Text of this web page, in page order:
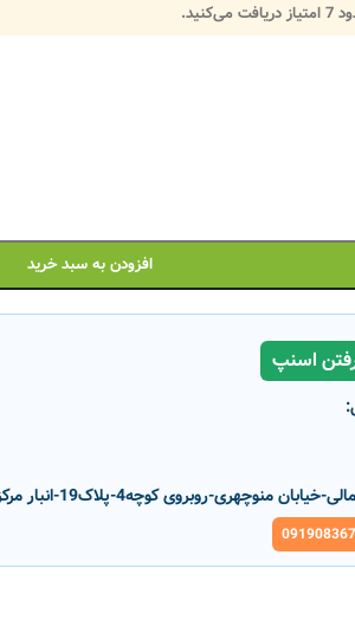
7امتیاز دریافت می‌کنید.
افزودن به سبد خرید
اسنپ
منوچهری-روبروی کوچه4-پلاک19-انبار مرکزی پارسانور